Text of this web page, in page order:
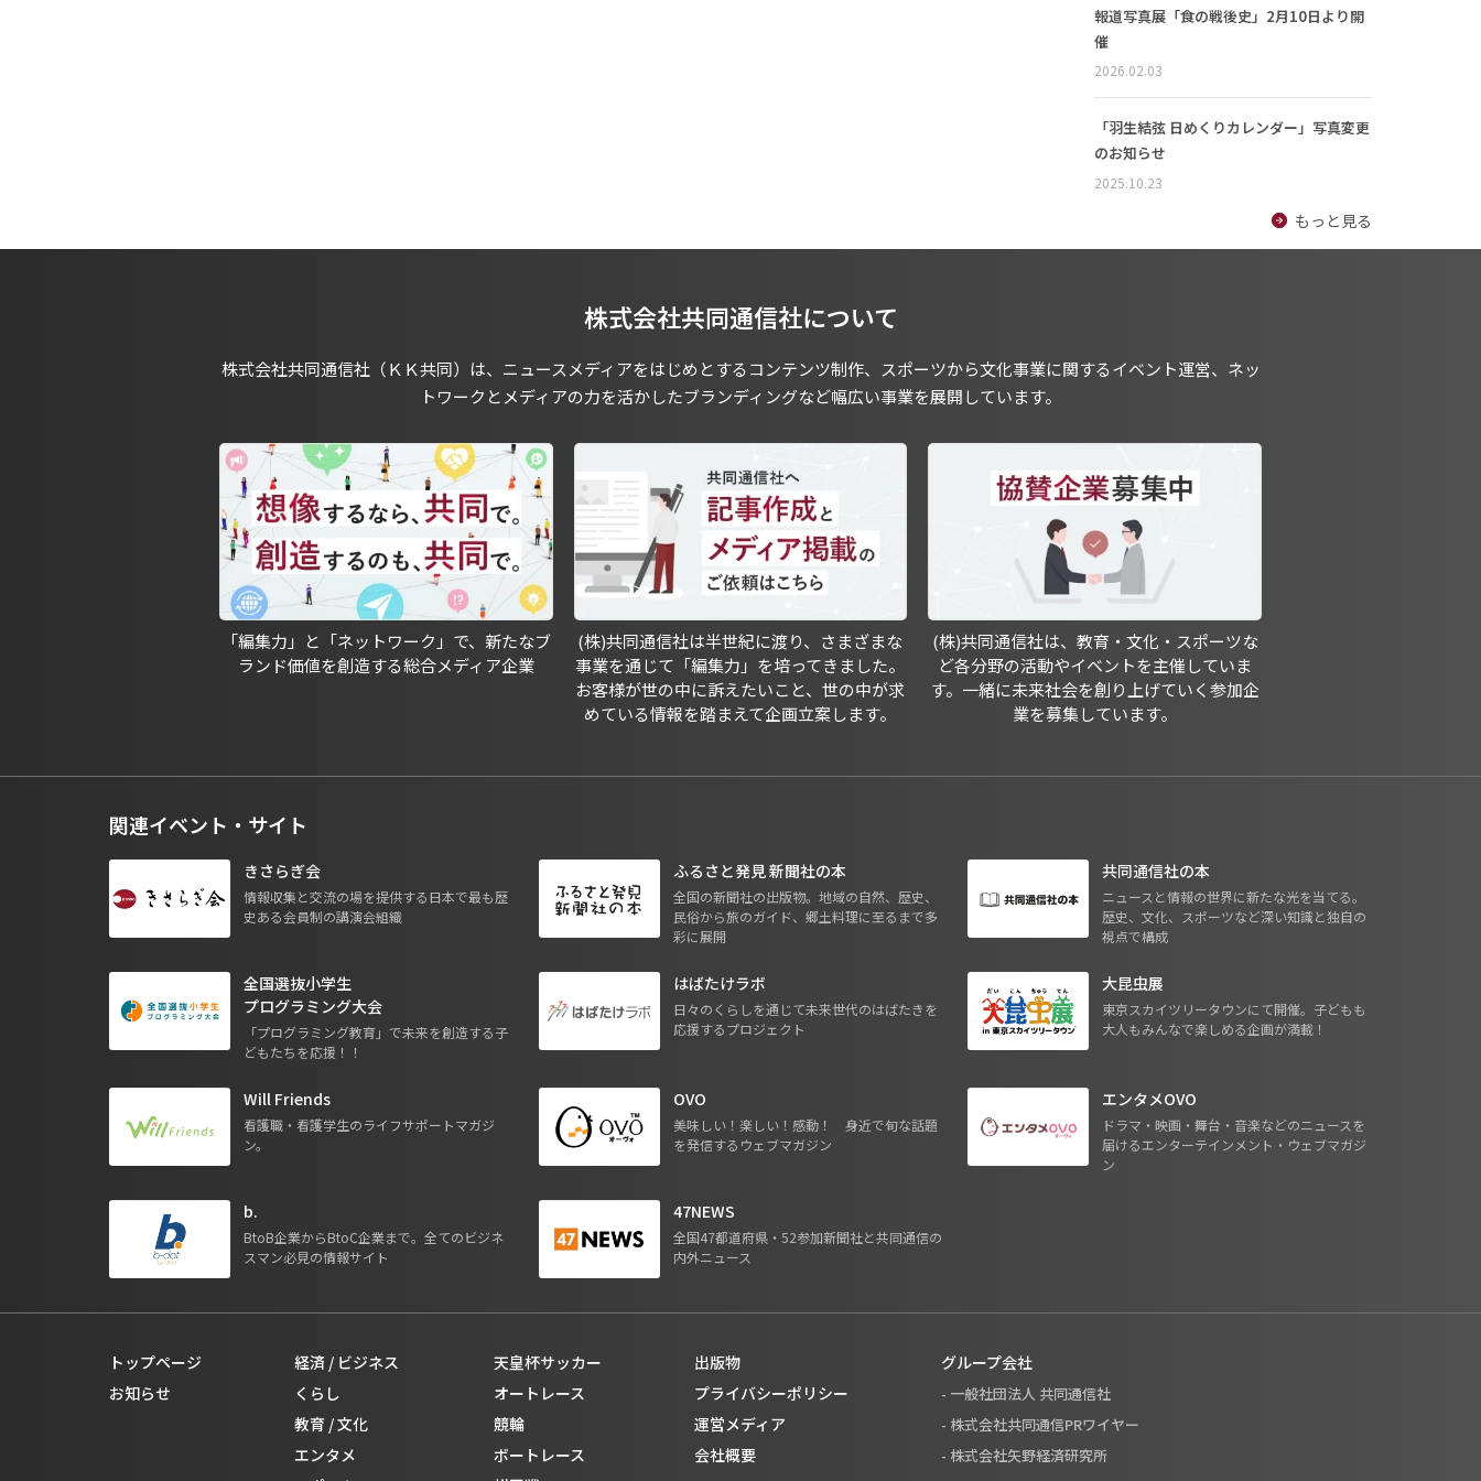
報道写真展「食の戦後史」2月10日より開
催
2026.02.03
「羽生結弦 日めくりカレンダー」写真変更
のお知らせ
2025.10.23
もっと見る
株式会社共同通信社について
株式会社共同通信社（ＫＫ共同）は、ニュースメディアをはじめとするコンテンツ制作、スポーツから文化事業に関するイベント運営、ネッ
トワークとメディアの力を活かしたブランディングなど幅広い事業を展開しています。
「編集力」と「ネットワーク」で、新たなブ
ランド価値を創造する総合メディア企業
(株)共同通信社は半世紀に渡り、さまざまな
事業を通じて「編集力」を培ってきました。
お客様が世の中に訴えたいこと、世の中が求
めている情報を踏まえて企画立案します。
(株)共同通信社は、教育・文化・スポーツな
ど各分野の活動やイベントを主催していま
す。一緒に未来社会を創り上げていく参加企
業を募集しています。
関連イベント・サイト
きさらぎ会
情報収集と交流の場を提供する日本で最も歴
史ある会員制の講演会組織
ふるさと発見 新聞社の本
全国の新聞社の出版物。地域の自然、歴史、
民俗から旅のガイド、郷土料理に至るまで多
彩に展開
共同通信社の本
ニュースと情報の世界に新たな光を当てる。
歴史、文化、スポーツなど深い知識と独自の
視点で構成
全国選抜小学生
プログラミング大会
「プログラミング教育」で未来を創造する子
どもたちを応援！！
はばたけラボ
日々のくらしを通じて未来世代のはばたきを
応援するプロジェクト
大昆虫展
東京スカイツリータウンにて開催。子どもも
大人もみんなで楽しめる企画が満載！
Will Friends
看護職・看護学生のライフサポートマガジ
ン。
OVO
美味しい！楽しい！感動！ 身近で旬な話題
を発信するウェブマガジン
エンタメOVO
ドラマ・映画・舞台・音楽などのニュースを
届けるエンターテインメント・ウェブマガジ
ン
b.
BtoB企業からBtoC企業まで。全てのビジネ
スマン必見の情報サイト
47NEWS
全国47都道府県・52参加新聞社と共同通信の
内外ニュース
トップページ
お知らせ
経済 / ビジネス
くらし
教育 / 文化
エンタメ
天皇杯サッカー
オートレース
競輪
ボートレース
出版物
プライバシーポリシー
運営メディア
会社概要
グループ会社
- 一般社団法人 共同通信社
- 株式会社共同通信PRワイヤー
- 株式会社矢野経済研究所